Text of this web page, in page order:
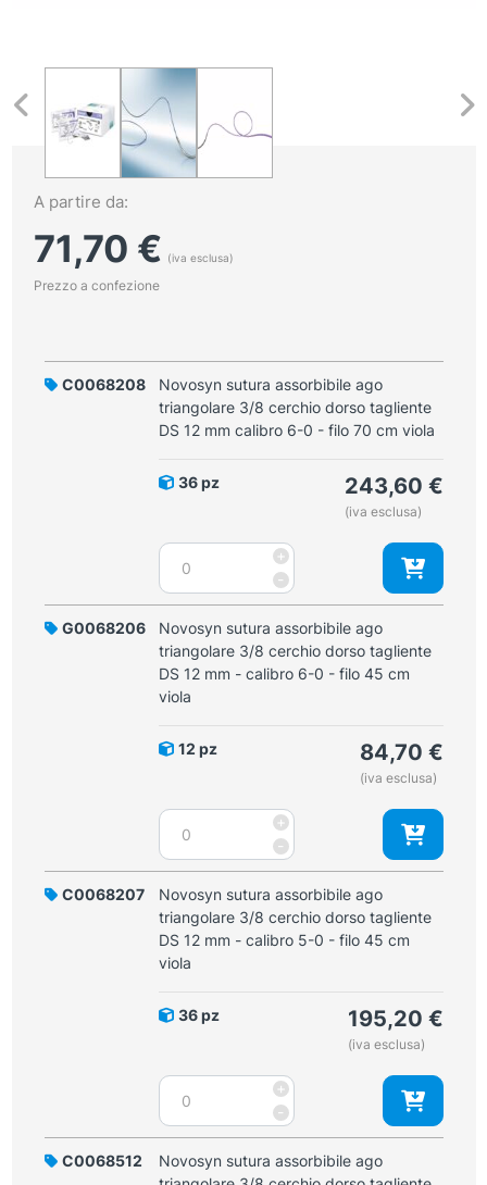
A partire da:
71,70 € (iva esclusa)
Prezzo a confezione
C0068208
Novosyn sutura assorbibile ago
triangolare 3/8 cerchio dorso tagliente
DS 12 mm calibro 6-0 - filo 70 cm viola
36 pz 243,60 €
(iva esclusa)
-
Novosyn
sutura
assorbibile
ago
triangolare
3/8
cerchio
DS
calibro
6-
0
-
filo
70
cm
quantità
+
G0068206
Novosyn sutura assorbibile ago
triangolare 3/8 cerchio dorso tagliente
DS 12 mm - calibro 6-0 - filo 45 cm
viola
12 pz 84,70 €
(iva esclusa)
-
Novosyn
sutura
assorbibile
ago
triangolare
3/8
cerchio
DS
calibro
6-
0
+
C0068207
Novosyn sutura assorbibile ago
triangolare 3/8 cerchio dorso tagliente
DS 12 mm - calibro 5-0 - filo 45 cm
viola
36 pz 195,20 €
(iva esclusa)
-
Novosyn
sutura
assorbibile
ago
triangolare
+
C0068512
Novosyn sutura assorbibile ago